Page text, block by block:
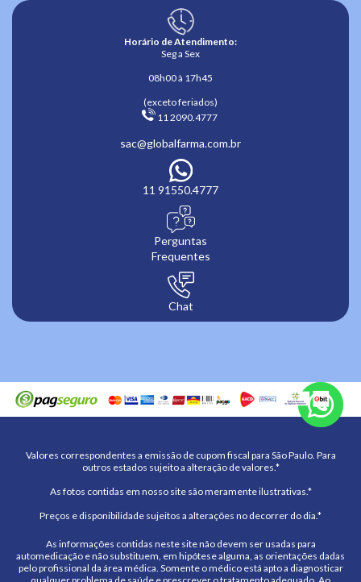
Horário de Atendimento:
Seg a Sex
08h00 à 17h45
(exceto feriados)
11 2090.4777
sac@globalfarma.com.br
11 91550.4777
Perguntas
Frequentes
Chat
Valores correspondentes a emissão de cupom fiscal para São Paulo. Para
outros estados sujeito a alteração de valores.*
As fotos contidas em nosso site são meramente ilustrativas.*
Preços e disponibilidade sujeitos a alterações no decorrer do dia.*
As informações contidas neste site não devem ser usadas para
automedicação e não substituem, em hipótese alguma, as orientações dadas
pelo profissional da área médica. Somente o médico está apto a diagnosticar